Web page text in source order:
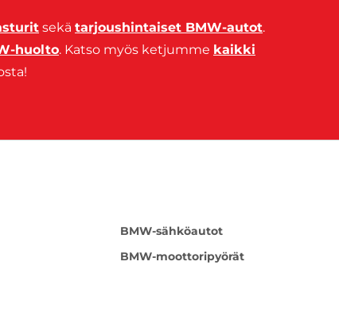
sekä tarjoushintaiset BMW-autot.
huolto. Katso myös ketjumme kaikki
BMW-sähköautot
BMW-moottoripyörät